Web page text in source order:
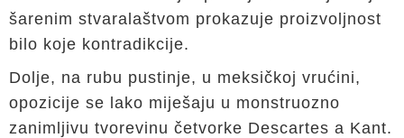
šarenim stvaralaštvom prokazuje proizvoljnost
bilo koje kontradikcije.
Dolje, na rubu pustinje, u meksičkoj vrućini,
opozicije se lako miješaju u monstruozno
zanimljivu tvorevinu četvorke Descartes a Kant.